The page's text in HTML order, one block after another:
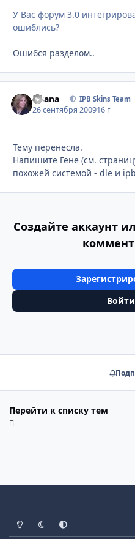
У Вас форум 3.0
ошиблись?
Ошибся разделом..
Fisana IPB Skins Team
26 сентября 200916 г
Тему перенесла.
Напишите Гене (см.
похожей системой - dle и
Создайте аккаунт
Перейти к списку тем
Светлый режим
Тёмный режим
Системные настройки